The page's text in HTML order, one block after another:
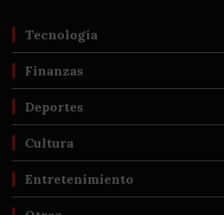
Tecnología
Finanzas
Deportes
Cultura
Entretenimiento